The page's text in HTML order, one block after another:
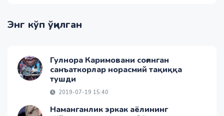
Энг кўп ўқилган
Гулнора Каримовани соғинган
санъаткорлар норасмий тақиққа
тушди
2019-07-19 15:40
Наманганлик эркак аёлининг